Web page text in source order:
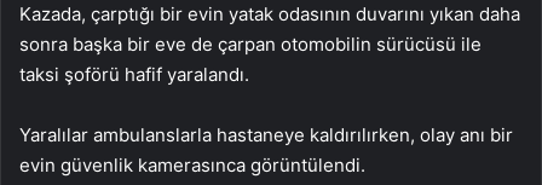
Kazada, çarptığı bir evin yatak odasının duvarını yıkan daha
sonra başka bir eve de çarpan otomobilin sürücüsü ile
taksi şoförü hafif yaralandı.
Yaralılar ambulanslarla hastaneye kaldırılırken, olay anı bir
evin güvenlik kamerasınca görüntülendi.